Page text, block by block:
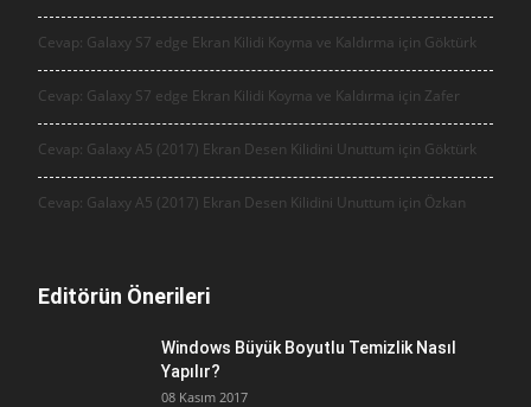
Cevap: Galaxy S7 edge Ekran Kilidi Koyma ve Kaldırma için Göktürk
Cevap: Galaxy S7 edge Ekran Kilidi Koyma ve Kaldırma için Zafer
Cevap: Galaxy A5 (2017) Ekran Desen Kilidini Unuttum için Göktürk
Cevap: Galaxy A5 (2017) Ekran Desen Kilidini Unuttum için Özkan
Editörün Önerileri
Windows Büyük Boyutlu Temizlik Nasıl
Yapılır?
08 Kasım 2017